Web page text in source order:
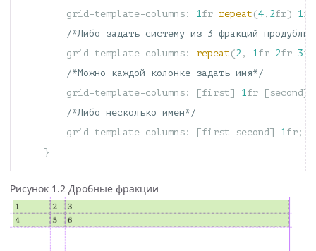
grid-template-columns : 1 fr repeat (4 , 2fr) 1 fr
/*Либо задать систему из 3 фракций
grid-template-columns : repeat (2 , 1 fr 2fr 3fr
/*Можно каждой колонке задать имя*/
grid-template-columns : [first] 1 fr [ second ]
/*Либо несколько имен*/
grid-template-columns : [first second ] 1 fr ;
}
Рисунок 1.2 Дробные фракции